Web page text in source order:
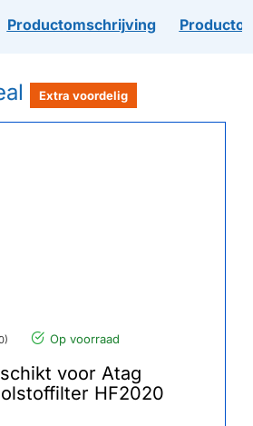
Productomschrijving
Extra voordelig
Op voorraad
voor Atag
HF2020